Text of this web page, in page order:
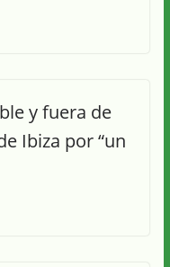
y fuera de
Ibiza por “un